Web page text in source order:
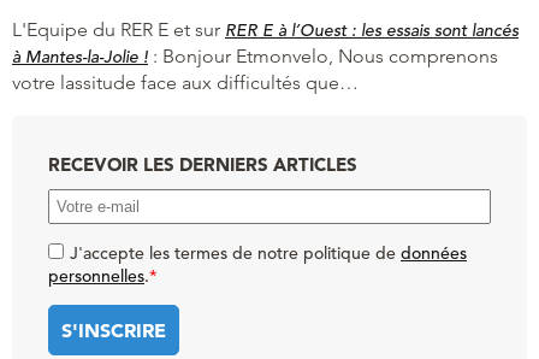
L'Equipe du RER E et sur RER E à l’Ouest : les essais sont lancés
à Mantes-la-Jolie ! : Bonjour Etmonvelo, Nous comprenons
votre lassitude face aux difficultés que…
RECEVOIR LES DERNIERS ARTICLES
J'accepte les termes de notre politique de données
personnelles.*